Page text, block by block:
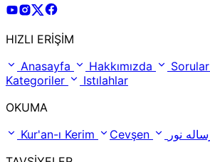
Risale Online Youtube Hesabı
Risale Online Instagram Hesabı
Risale Online X Hesabı
HIZLI ERİŞİM
Anasayfa
Hakkımızda Sorular
Kategoriler
Istılahlar
OKUMA
Kur'an-ı Kerim
Cevşen